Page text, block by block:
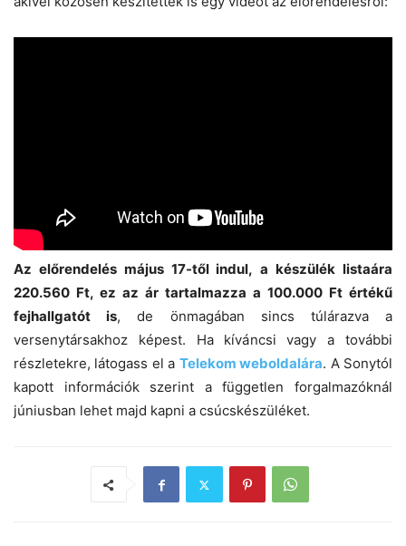
Az előrendelés május 17-től indul, a készülék listaára
220.560 Ft, ez az ár tartalmazza a 100.000 Ft értékű
fejhallgatót is, de önmagában sincs túlárazva a
versenytársakhoz képest. Ha kíváncsi vagy a további
részletekre, látogass el a Telekom weboldalára. A Sonytól
kapott információk szerint a független forgalmazóknál
júniusban lehet majd kapni a csúcskészüléket.